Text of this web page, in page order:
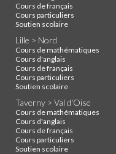
Cours de français
Cours particuliers
Soutien scolaire
Lille > Nord
Cours de mathématiques
Cours d'anglais
Cours de français
Cours particuliers
Soutien scolaire
Taverny > Val d'Oise
Cours de mathématiques
Cours d'anglais
Cours de français
Cours particuliers
Soutien scolaire